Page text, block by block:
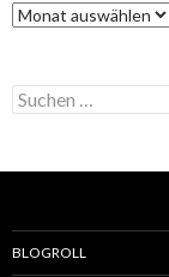
A
r
v
S
u
a
BLOGROLL